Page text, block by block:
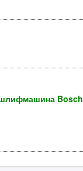
шлифмашина Bosch